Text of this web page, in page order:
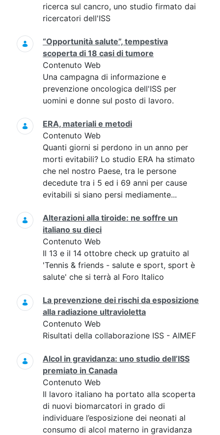
ricerca sul cancro, uno studio firmato dai
ricercatori dell'ISS
“Opportunità salute”, tempestiva
scoperta di 18 casi di tumore
Contenuto Web
Una campagna di informazione e
prevenzione oncologica dell'ISS per
uomini e donne sul posto di lavoro.
ERA, materiali e metodi
Contenuto Web
Quanti giorni si perdono in un anno per
morti evitabili? Lo studio ERA ha stimato
che nel nostro Paese, tra le persone
decedute tra i 5 ed i 69 anni per cause
evitabili si siano persi mediamente...
Alterazioni alla tiroide: ne soffre un
italiano su dieci
Contenuto Web
Il 13 e il 14 ottobre check up gratuito al
'Tennis & friends - salute e sport, sport è
salute' che si terrà al Foro Italico
La prevenzione dei rischi da esposizione
alla radiazione ultravioletta
Contenuto Web
Risultati della collaborazione ISS - AIMEF
Alcol in gravidanza: uno studio dell’ISS
premiato in Canada
Contenuto Web
Il lavoro italiano ha portato alla scoperta
di nuovi biomarcatori in grado di
individuare l’esposizione dei neonati al
consumo di alcol materno in gravidanza